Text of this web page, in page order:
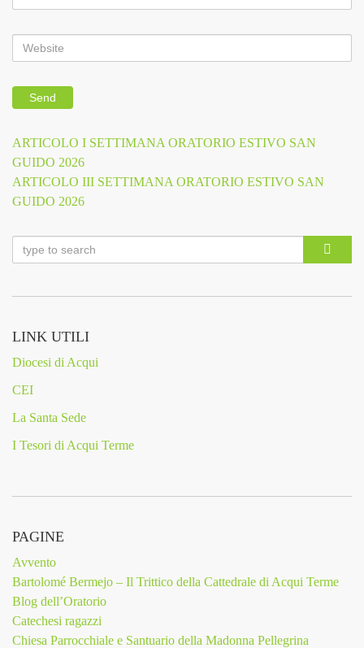
Navigazione
articoli
Previous
Post
ARTICOLO I SETTIMANA ORATORIO ESTIVO SAN
GUIDO 2026
Next
Post
ARTICOLO III SETTIMANA ORATORIO ESTIVO SAN
GUIDO 2026
LINK UTILI
Diocesi di Acqui
CEI
La Santa Sede
I Tesori di Acqui Terme
PAGINE
Avvento
Bartolomé Bermejo – Il Trittico della Cattedrale di Acqui Terme
Blog dell’Oratorio
Catechesi ragazzi
Chiesa Parrocchiale e Santuario della Madonna Pellegrina